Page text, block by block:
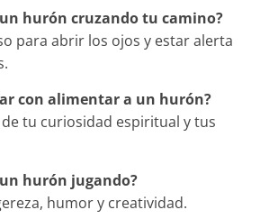
hurón cruzando tu camino?
para abrir los ojos y estar alerta
con alimentar a un hurón?
tu curiosidad espiritual y tus
hurón jugando?
humor y creatividad.